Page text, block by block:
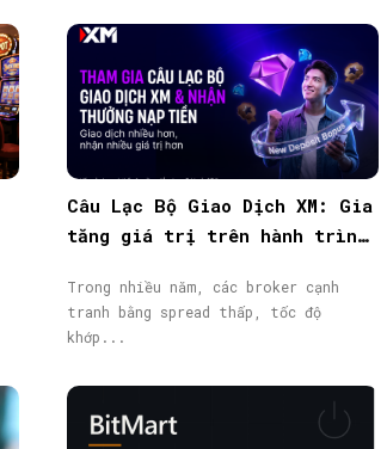
Câu Lạc Bộ Giao Dịch XM: Gia
tăng giá trị trên hành trình
Trong nhiều năm, các broker cạnh
tranh bằng spread thấp, tốc độ
khớp...